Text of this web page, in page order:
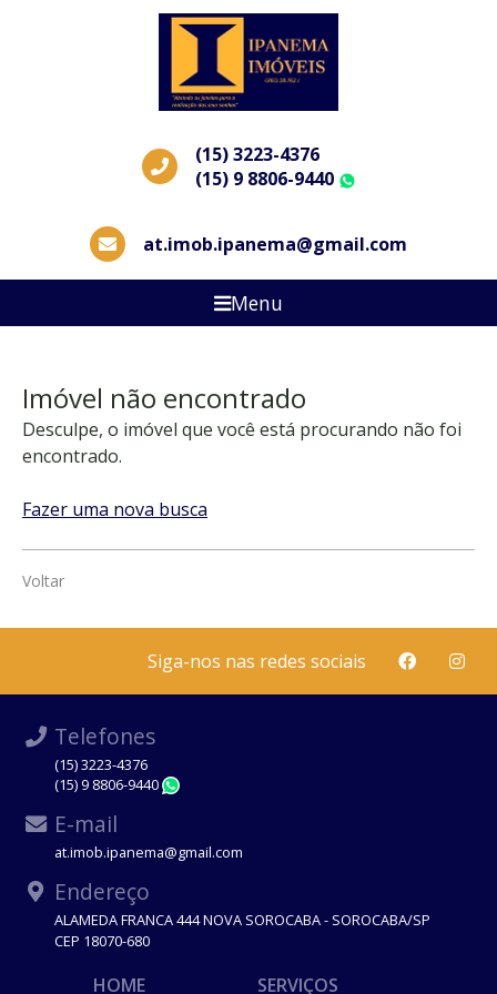
(15) 3223-4376
(15) 9 8806-9440
at.imob.ipanema@gmail.com
Menu
Imóvel não encontrado
Desculpe, o imóvel que você está procurando não foi
encontrado.
Fazer uma nova busca
Voltar
Siga-nos nas redes sociais
Telefones
(15) 3223-4376
(15) 9 8806-9440
E-mail
at.imob.ipanema@gmail.com
Endereço
ALAMEDA FRANCA 444 NOVA SOROCABA - SOROCABA/SP
CEP 18070-680
HOME SERVIÇOS